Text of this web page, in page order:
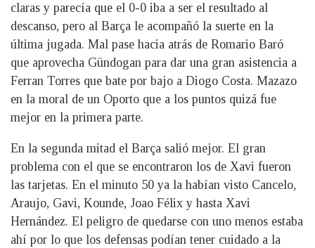
claras y parecía que el 0-0 iba a ser el resultado al
descanso, pero al Barça le acompañó la suerte en la
última jugada. Mal pase hacia atrás de Romario Baró
que aprovecha Gündogan para dar una gran asistencia a
Ferran Torres que bate por bajo a Diogo Costa. Mazazo
en la moral de un Oporto que a los puntos quizá fue
mejor en la primera parte.
En la segunda mitad el Barça salió mejor. El gran
problema con el que se encontraron los de Xavi fueron
las tarjetas. En el minuto 50 ya la habían visto Cancelo,
Araujo, Gavi, Kounde, Joao Félix y hasta Xavi
Hernández. El peligro de quedarse con uno menos estaba
ahí por lo que los defensas podían tener cuidado a la